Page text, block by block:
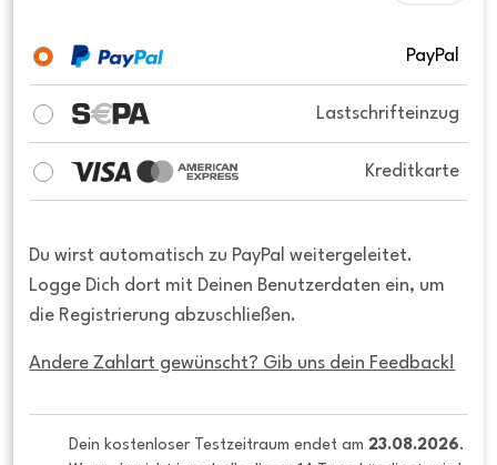
PayPal
Lastschrifteinzug
Kreditkarte
Du wirst automatisch zu PayPal weitergeleitet.
Logge Dich dort mit Deinen Benutzerdaten ein, um
die Registrierung abzuschließen.
Andere Zahlart gewünscht? Gib uns dein Feedback!
Dein kostenloser Testzeitraum endet am 23.08.2026.